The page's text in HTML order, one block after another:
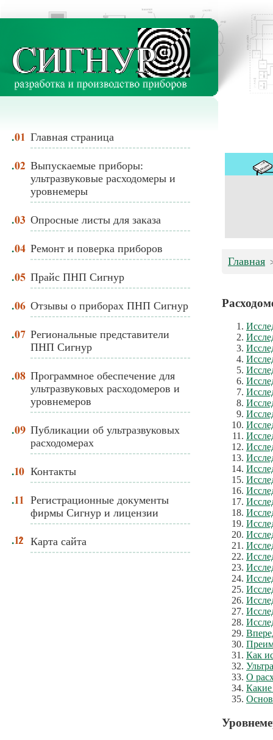
Главная страница
Выпускаемые приборы:
ультразвуковые расходомеры и
уровнемеры
Опросные листы для заказа
Ремонт и поверка приборов
Прайс ПНП Сигнур
Отзывы о приборах ПНП Сигнур
Региональные представители
ПНП Сигнур
Программное обеспечение для
ультразвуковых расходомеров и
уровнемеров
Публикации об ультразвуковых
расходомерах
Контакты
Регистрационные документы
фирмы Сигнур и лицензии
Карта сайта
Главная
Как
О